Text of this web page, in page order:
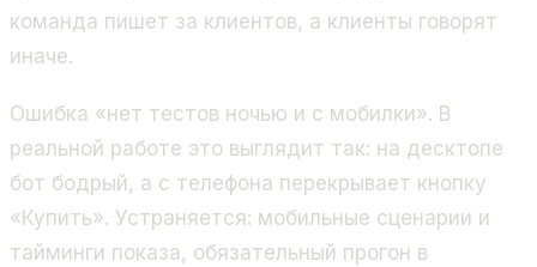
команда пишет за клиентов, а клиенты говорят
иначе.
Ошибка «нет тестов ночью и с мобилки». В
реальной работе это выглядит так: на десктопе
бот бодрый, а с телефона перекрывает кнопку
«Купить». Устраняется: мобильные сценарии и
тайминги показа, обязательный прогон в